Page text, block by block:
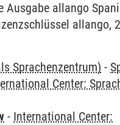
Ausgabe allango
allango,
Sprachenzentrum) -
Center:
- International Center: